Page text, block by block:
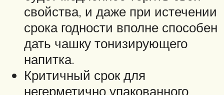
свойства, и даже при истечении
срока годности вполне способен
дать чашку тонизирующего
напитка.
Критичный срок для
негерметично упакованного